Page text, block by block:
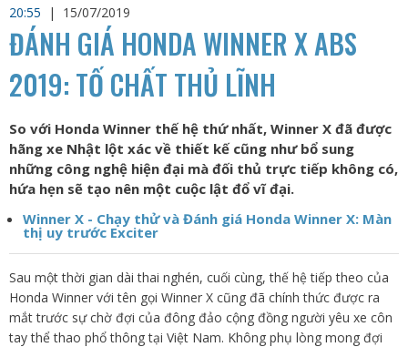
20:55
| 15/07/2019
ĐÁNH GIÁ HONDA WINNER X ABS
2019: TỐ CHẤT THỦ LĨNH
So với Honda Winner thế hệ thứ nhất, Winner X đã được
hãng xe Nhật lột xác về thiết kế cũng như bổ sung
những công nghệ hiện đại mà đối thủ trực tiếp không có,
hứa hẹn sẽ tạo nên một cuộc lật đổ vĩ đại.
Winner X - Chạy thử và Đánh giá Honda Winner X: Màn
thị uy trước Exciter
Sau một thời gian dài thai nghén, cuối cùng, thế hệ tiếp theo của
Honda Winner với tên gọi Winner X cũng đã chính thức được ra
mắt trước sự chờ đợi của đông đảo cộng đồng người yêu xe côn
tay thể thao phổ thông tại Việt Nam. Không phụ lòng mong đợi